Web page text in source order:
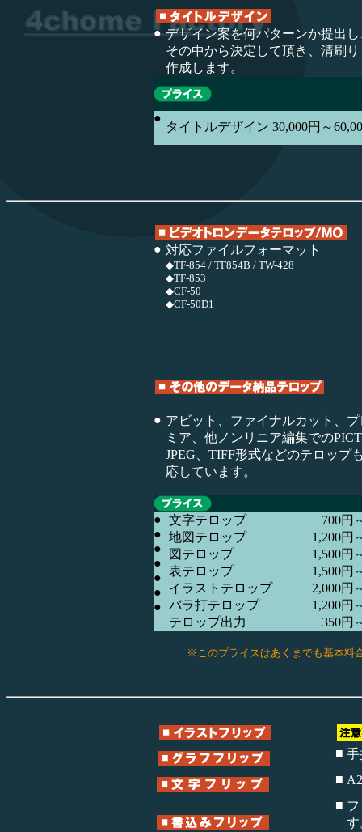
● デザイン案を何パターンか提出し
その中から決定して頂き、清刷り
作成します。
●
タイトルデザイン 30,000円～
● 対応ファイルフォーマット
◆TF-854 / TF854B / TW-428
◆TF-853
◆CF-50
◆CF-50D1
● アビット、ファイナルカット、プ
ミア、他ノンリニア編集での
JPEG、TIFF形式などのテロップ
応しています。
●
●
●
●
●
●
●
文字テロップ
地図テロップ
図テロップ
表テロップ
イラストテロップ
バラ打テロップ
テロップ出力
700円
1,200円
1,500円
1,500円
2,000円
1,200円
350円
※このプライスはあくまでも基本料
■ 手
■
■
す